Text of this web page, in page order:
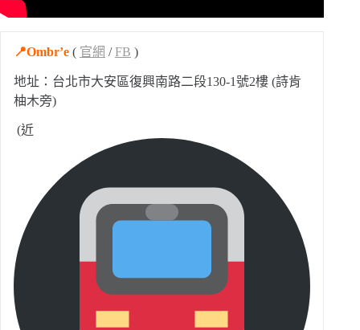
📍Ombr’e ( 官網 /FB )
地址：台北市大安區復興南路二段130-1號2樓 (詩肯
柚木旁)
(近